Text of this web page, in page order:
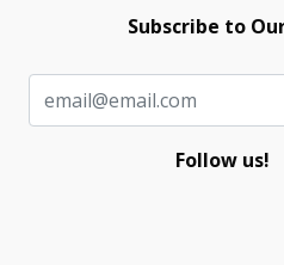
Subscribe to
Follow us!